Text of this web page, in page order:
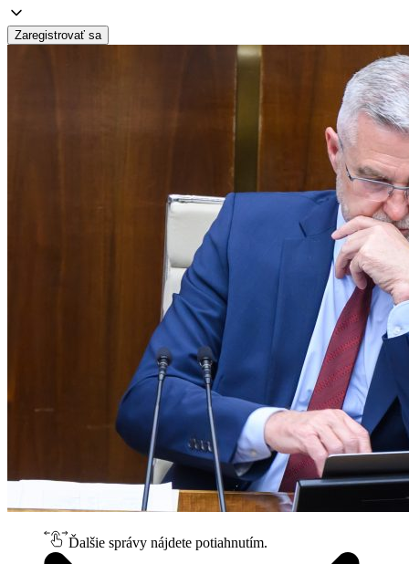
Zaregistrovať sa
Ďalšie správy nájdete potiahnutím.